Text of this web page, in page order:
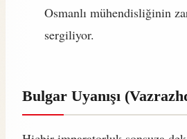
Osmanlı mühendisliğinin
sergiliyor.
Bulgar Uyanışı